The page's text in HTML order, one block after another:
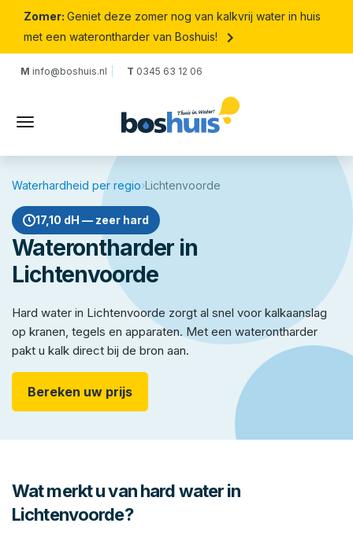
Zomer: Geniet deze zomer nog van kalkvrij water in huis
met een waterontharder van Boshuis!
keyboard_arrow_right
M info@boshuis.nl T 0345 63 12 06
Waterhardheid per regio›Lichtenvoorde
17,10 dH — zeer hard
Waterontharder in
Lichtenvoorde
Hard water in Lichtenvoorde zorgt al snel voor kalkaanslag
op kranen, tegels en apparaten. Met een waterontharder
pakt u kalk direct bij de bron aan.
Bereken uw prijs
Wat merkt u van hard water in
Lichtenvoorde?